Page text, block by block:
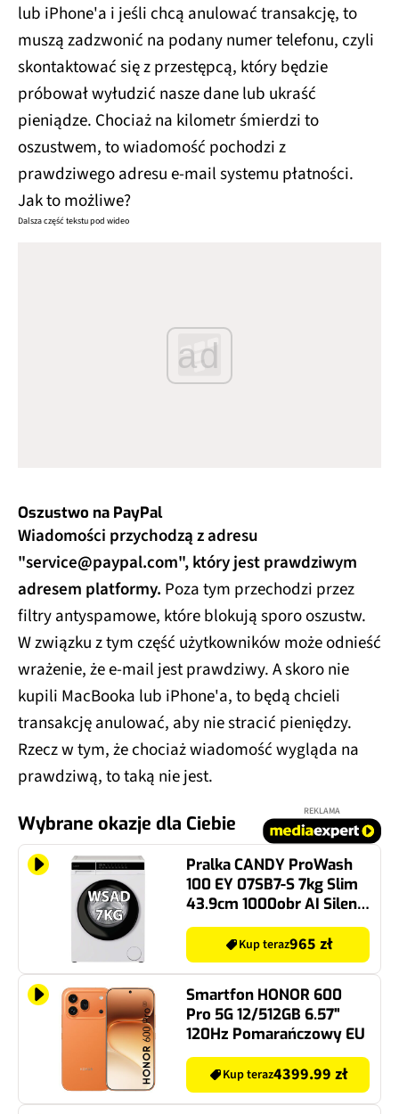
lub iPhone'a i jeśli chcą anulować transakcję, to
muszą zadzwonić na podany numer telefonu, czyli
skontaktować się z przestępcą, który będzie
próbował wyłudzić nasze dane lub ukraść
pieniądze. Chociaż na kilometr śmierdzi to
oszustwem, to wiadomość pochodzi z
prawdziwego adresu e-mail systemu płatności.
Jak to możliwe?
Dalsza część tekstu pod wideo
ad
Oszustwo na PayPal
Wiadomości przychodzą z adresu
"service@paypal.com", który jest prawdziwym
adresem platformy. Poza tym przechodzi przez
filtry antyspamowe, które blokują sporo oszustw.
W związku z tym część użytkowników może odnieść
wrażenie, że e-mail jest prawdziwy. A skoro nie
kupili MacBooka lub iPhone'a, to będą chcieli
transakcję anulować, aby nie stracić pieniędzy.
Rzecz w tym, że chociaż wiadomość wygląda na
prawdziwą, to taką nie jest.
Wybrane okazje dla Ciebie
REKLAMA
Pralka CANDY ProWash
100 EY 07SB7-S 7kg Slim
43.9cm 1000obr AI Silent
Motion Sterowanie
smartfonem
Kup teraz965 zł
Smartfon HONOR 600
Pro 5G 12/512GB 6.57"
120Hz Pomarańczowy EU
Kup teraz4399.99 zł